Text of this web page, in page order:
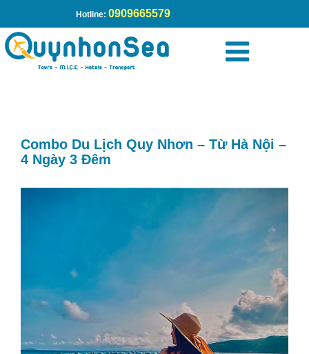
Hotline: 0909665579
Trang chủ»Sản phẩm»Combo Du Lịch Quy Nhơn – Từ Hà
Nội – 4 Ngày 3 Đêm
Combo Du Lịch Quy Nhơn – Từ Hà Nội –
4 Ngày 3 Đêm